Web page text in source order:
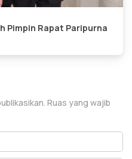
Pimpin Rapat Paripurna
Ruas yang wajib